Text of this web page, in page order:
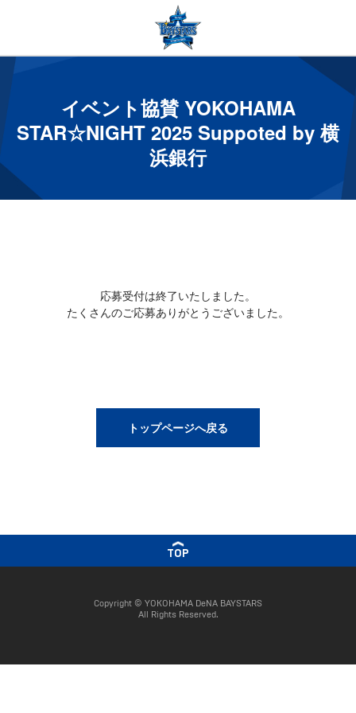
イベント協賛 YOKOHAMA
STAR☆NIGHT 2025 Suppoted by 横
浜銀行
応募受付は終了いたしました。
たくさんのご応募ありがとうございました。
トップページへ戻る
TOP
Copyright © YOKOHAMA DeNA BAYSTARS
All Rights Reserved.